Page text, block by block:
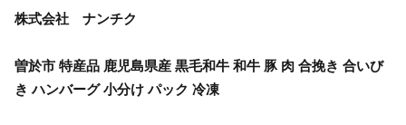
株式会社 ナンチク
曽於市 特産品 鹿児島県産 黒毛和牛 和牛 豚 肉 合挽き 合いび
き ハンバーグ 小分け パック 冷凍